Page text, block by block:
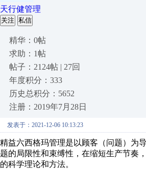
天行健管理
关注 私信
精华：0帖
求助：1帖
帖子：2124帖 | 27回
年度积分：333
历史总积分：5652
注册：2019年7月28日
发表于：2021-12-06 10:13:23
精益六西格玛管理是以顾客（问题）为
题的局限性和束缚性，在缩短生产节奏
的科学理论和方法。